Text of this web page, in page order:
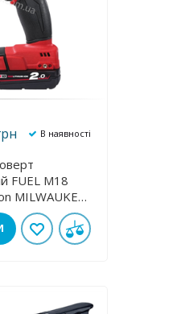
В наявності
FUEL M18
MILWAUKEE